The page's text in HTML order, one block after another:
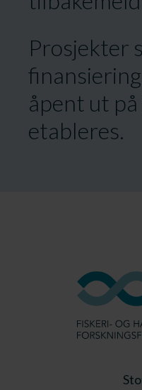
Prosjekter
åpent ut
etableres.